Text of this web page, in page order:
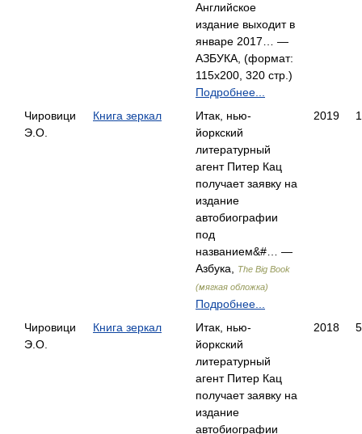
Английское
издание выходит в
январе 2017… —
АЗБУКА, (формат:
115x200, 320 стр.)
Подробнее...
Чировици
Э.О.
Книга зеркал
Итак, нью-
йоркский
литературный
агент Питер Кац
получает заявку на
издание
автобиографии
под
названием&#… —
Азбука,
The Big Book
(мягкая обложка)
Подробнее...
2019
Чировици
Э.О.
Книга зеркал
Итак, нью-
йоркский
литературный
агент Питер Кац
получает заявку на
издание
автобиографии
2018